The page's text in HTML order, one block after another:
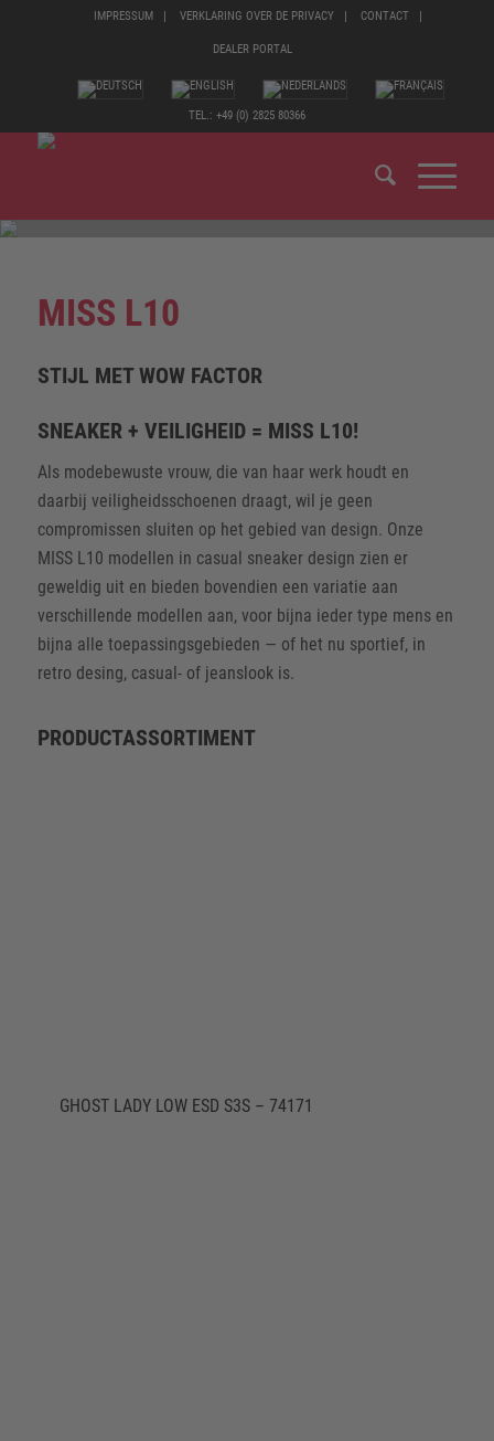
IMPRESSUM VERKLARING OVER DE PRIVACY CONTACT
DEALER PORTAL
TEL.: +49 (0) 2825 80366
MISS L10
STIJL MET WOW FACTOR
SNEAKER + VEILIGHEID = MISS L10!
Als modebewuste vrouw, die van haar werk houdt en
daarbij veiligheidsschoenen draagt, wil je geen
compromissen sluiten op het gebied van design. Onze
MISS L10 modellen in casual sneaker design zien er
geweldig uit en bieden bovendien een variatie aan
verschillende modellen aan, voor bijna ieder type mens en
bijna alle toepassingsgebieden — of het nu sportief, in
retro desing, casual- of jeanslook is.
PRODUCT­ASSORTIMENT
GHOST LADY LOW ESD S3S – 74171